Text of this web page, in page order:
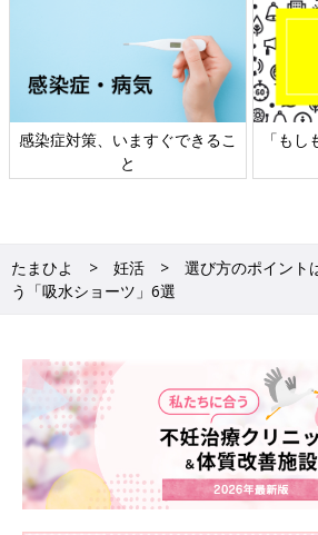
感染症対策、いますぐできるこ
と
「も
たまひよ 妊活
選び方のポイント
う「吸水ショーツ」6選